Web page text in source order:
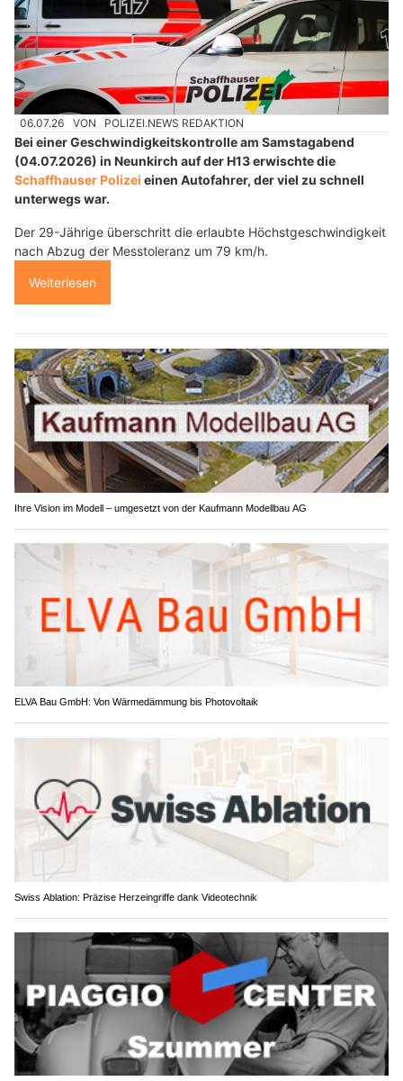
06.07.26 VON POLIZEI.NEWS REDAKTION
Bei einer Geschwindigkeitskontrolle am Samstagabend
(04.07.2026) in Neunkirch auf der H13 erwischte die
Schaffhauser Polizei einen Autofahrer, der viel zu schnell
unterwegs war.
Der 29-Jährige überschritt die erlaubte Höchstgeschwindigkeit
nach Abzug der Messtoleranz um 79 km/h.
Weiterlesen
Ihre Vision im Modell – umgesetzt von der Kaufmann Modellbau AG
ELVA Bau GmbH: Von Wärmedämmung bis Photovoltaik
Swiss Ablation: Präzise Herzeingriffe dank Videotechnik